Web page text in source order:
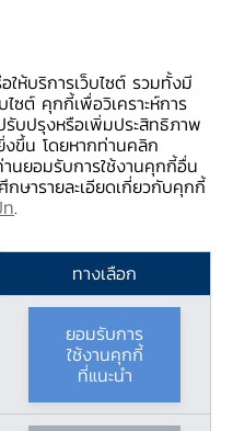
เงิน สตางค์ Story
รียน EN
ห้บริการเว็บไซต์ รวมทั้งมี
ซต์ คุกกี้เพื่อวิเคราะห์การ
รับปรุงหรือเพิ่มประสิทธิภาพ
งขึ้น โดยหากท่านคลิก
นยอมรับการใช้งานคุกกี้อื่น
ษารายละเอียดเกี่ยวกับคุกกี้
.
ทางเลือก
ยอมรับการ
ใช้งานคุกกี้
ที่แนะนำ